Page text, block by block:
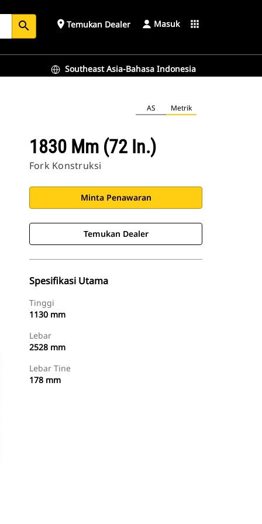
search place Temukan Dealer Masuk apps
Southeast Asia-Bahasa Indonesia
AS Metrik
1830 Mm (72 In.)
Fork Konstruksi
Minta Penawaran
Temukan Dealer
Spesifikasi Utama
Tinggi
1130 mm
Lebar
2528 mm
Lebar Tine
178 mm